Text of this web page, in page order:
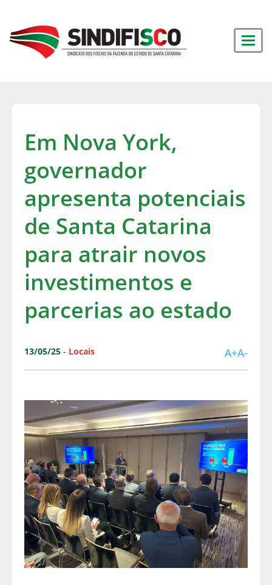
Em Nova York,
governador
apresenta potenciais
de Santa Catarina
para atrair novos
investimentos e
parcerias ao estado
13/05/25 - Locais A+A-